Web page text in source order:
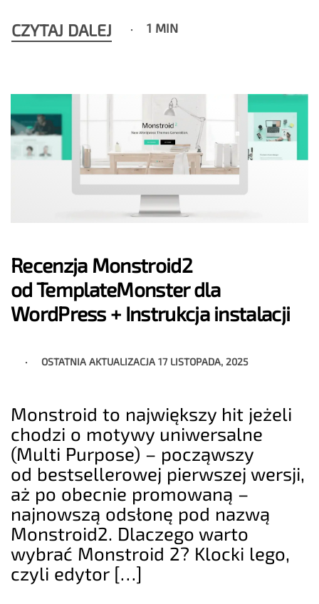
CZYTAJ DALEJ 1 MIN
Recenzja Monstroid2
od TemplateMonster dla
WordPress + Instrukcja instalacji
OSTATNIA AKTUALIZACJA17 LISTOPADA, 2025
Monstroid to największy hit jeżeli
chodzi o motywy uniwersalne
(Multi Purpose) – począwszy
od bestsellerowej pierwszej wersji,
aż po obecnie promowaną –
najnowszą odsłonę pod nazwą
Monstroid2. Dlaczego warto
wybrać Monstroid 2? Klocki lego,
czyli edytor […]